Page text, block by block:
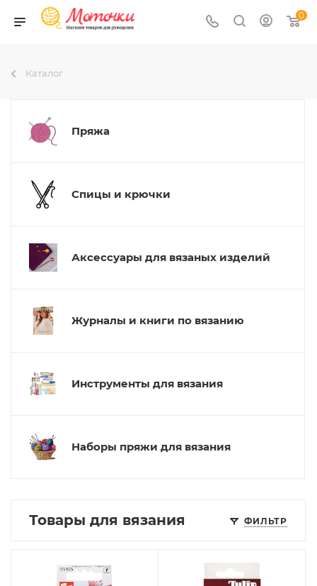
0
Каталог
Пряжа
Спицы и крючки
Аксессуары для вязаных изделий
Журналы и книги по вязанию
Инструменты для вязания
Наборы пряжи для вязания
ФИЛЬТР
Товары для вязания